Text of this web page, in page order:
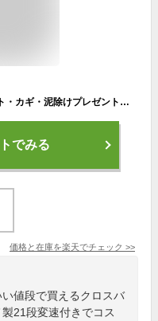
【週間ランキング1位受賞】【LEDライト・カギ・泥除けプレゼント】クロスバイク シマノ21段変速 700×28C 自転車【メーカー直営店】 27インチ相当 700C 軽量 フェンダーセット NEXTYLE NX-7021-CR
でみる
価格と在庫を楽天でチェック >>
値段で買えるクロスバ
21段変速付きでコス